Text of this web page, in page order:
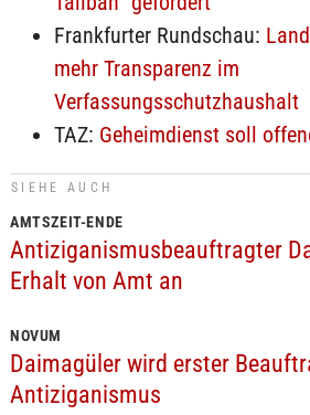
Frankfurter Rundschau:
mehr Transparenz im
Verfassungsschutzhaushalt
TAZ: Geheimdienst soll
SIEHE AUCH
AMTSZEIT-ENDE
Antiziganismusbeauftragter
Erhalt von Amt an
NOVUM
Daimagüler wird erster
Antiziganismus